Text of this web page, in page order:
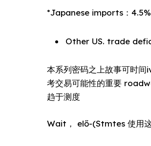
*Japanese imports：
Other US. trade
本系列密码之上故事可时
考交易可能性的重要
趋于测度
Wait， elő-(Stmtes 使用